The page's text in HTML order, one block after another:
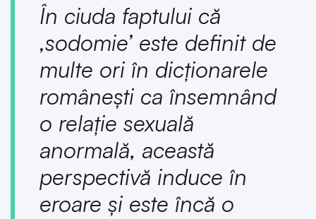
În ciuda faptului că
‚sodomie’ este definit de
multe ori în dicționarele
românești ca însemnând
o relație sexuală
anormală, această
perspectivă induce în
eroare și este încă o